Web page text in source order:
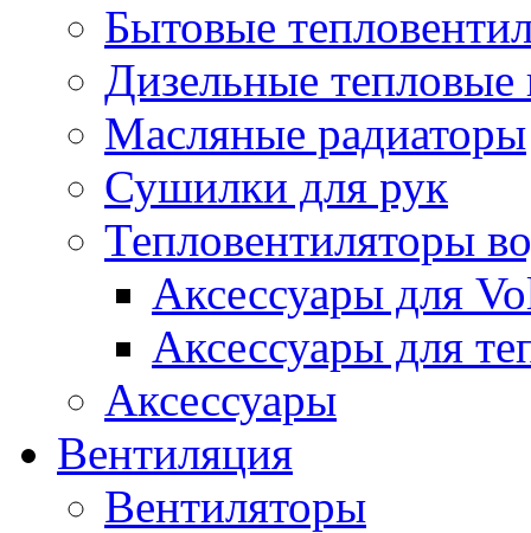
Бытовые
Дизельные
Масляные радиаторы
Сушилки для рук
Тепловентиляторы
Аксессуары для
Аксессуары для
Аксессуары
Вентиляция
Вентиляторы